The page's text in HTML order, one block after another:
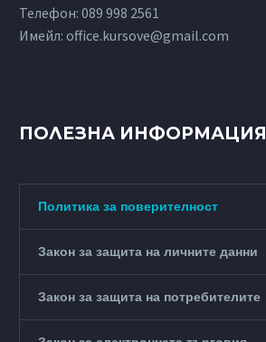
Телефон: 089 998 2561
Имейл: office.kursove@gmail.com
ПОЛЕЗНА ИНФОРМАЦИЯ
Политика за поверителност
Закон за защита на личните данни
Закон за защита на потребителите